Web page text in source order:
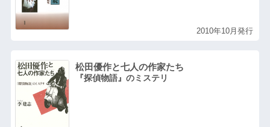
2010年10月発行
松田優作と七人の作家たち
『探偵物語』のミステリ